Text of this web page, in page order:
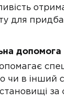
для
допомога
чи в інший
за